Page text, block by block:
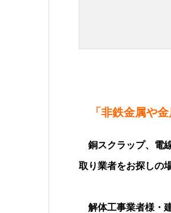
「非鉄金属や
銅スクラップ、電
取り業者をお探しの
解体工事業者様・